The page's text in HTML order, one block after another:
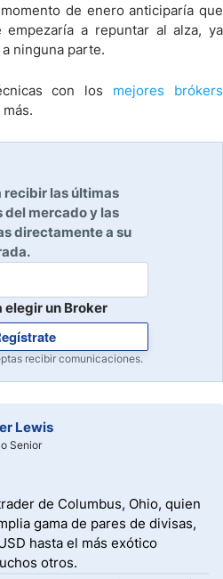
de enero anticiparía que
empezaría a repuntar al alza, ya
ninguna parte.
con los mejores brókers
recibir las últimas
mercado y las
directamente a su
elegir un Broker
recibir comunicaciones.
Lewis
Senior
de Columbus, Ohio, quien
gama de pares de divisas,
hasta el más exótico
otros.